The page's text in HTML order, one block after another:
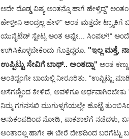
ಅದೇ ದೊಡ್ಡ ವಿಷ್ಯ ಅಂತನ್ನೊ ಹಾಗೆ ಹೇಳ್ತಿದ್ದ"
ಹೇಳ್ತೀನಿ ಅಂದ್ರಲ್ಲ ಹೇಳಿ" ಅಂತ ಮತ್ತದೇ
ಯುನೈಟೆಡ್ ಸ್ಟೇಟ್ಸ ಅಂತ ಅಷ್ಟೇ... ಸಿಂಪಲ್!" ಅಂದೆ
ಉಗಿಸಿಕೊಳ್ಳಬೇಕೆಂದು ಗೊತ್ತಿದ್ದರೂ. "ಇಲ್ಲ ಮತ್ತೆ,
ಉಪ್ಪಿಟ್ಟು ಸೇವಿಗೆ ಬಾಥ್.. ಅಂತದ್ನಾ" ಅಂತ
ಅಂತಿದ್ದಂಗೇ ಬಾಯಲ್ಲಿ ನೀರೂರಿತು. "ಉಪ್ಪಿಟ್ಟು
ಆಸೆಗಣ್ಣಿಂದ ಕೇಳಿದೆ, ಅವಳಿಗೂ ಅರ್ಥವಾಗಿರಬೇಕು
ನಿಮ್ಮ ಗಗನಸಖಿ ಮುಗುಳ್ನಗೆಯಲ್ಲೇ ಹೊಟ್ಟೆ
ಅನುಕಂಪದಿಂದ ನೋಡಿ, ಪಾಕಶಾಲೆಗೆ ನಡೆದಳು,
ಅಂತಾರಲ್ಲ ಹಾಗೇ ಈ ಬೇರೆ ದೇಶದಿಂದ ಬರಗೆಟ್ಟು